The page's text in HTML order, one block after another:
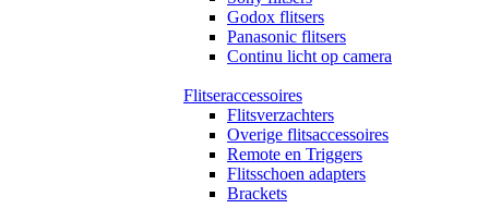
Godox flitsers
Panasonic flitsers
Continu licht op camera
Flitseraccessoires
Flitsverzachters
Overige flitsaccessoires
Remote en Triggers
Flitsschoen adapters
Brackets